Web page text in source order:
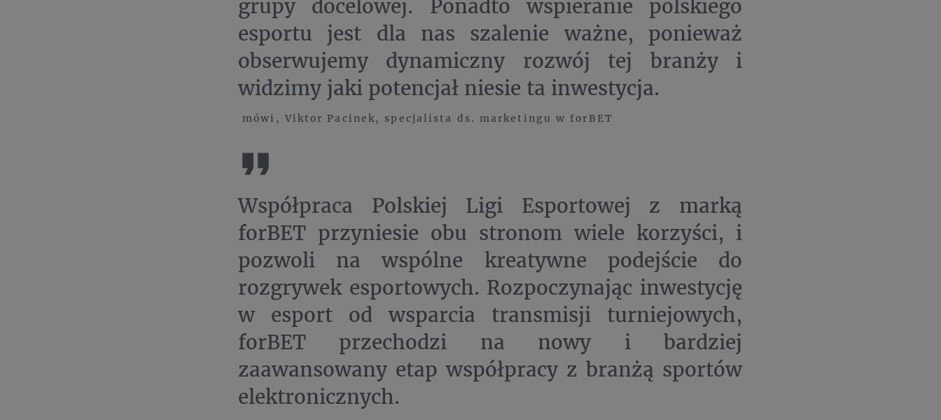
grupy docelowej. Ponadto wspieranie polskiego
esportu jest dla nas szalenie ważne, ponieważ
obserwujemy dynamiczny rozwój tej branży i
widzimy jaki potencjał niesie ta inwestycja.
mówi, Viktor Pacinek, specjalista ds. marketingu w forBET
Współpraca Polskiej Ligi Esportowej z marką
forBET przyniesie obu stronom wiele korzyści, i
pozwoli na wspólne kreatywne podejście do
rozgrywek esportowych. Rozpoczynając inwestycję
w esport od wsparcia transmisji turniejowych,
forBET przechodzi na nowy i bardziej
zaawansowany etap współpracy z branżą sportów
elektronicznych.